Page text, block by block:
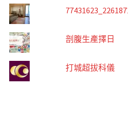
剖腹生產擇日
打城超拔科儀